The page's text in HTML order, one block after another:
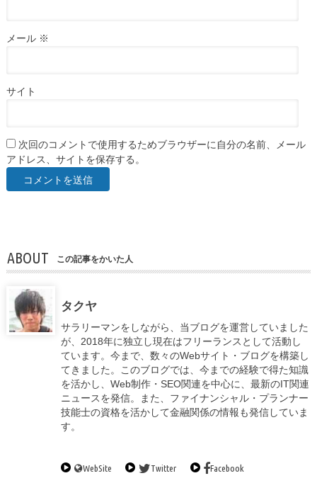
メール ※
サイト
次回のコメントで使用するためブラウザーに自分の名前、メール
アドレス、サイトを保存する。
ABOUT この記事をかいた人
タクヤ
サラリーマンをしながら、当ブログを運営していました
が、2018年に独立し現在はフリーランスとして活動し
ています。今まで、数々のWebサイト・ブログを構築し
てきました。このブログでは、今までの経験で得た知識
を活かし、Web制作・SEO関連を中心に、最新のIT関連
ニュースを発信。また、ファイナンシャル・プランナー
技能士の資格を活かして金融関係の情報も発信していま
す。
WebSite Twitter Facebook